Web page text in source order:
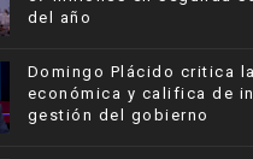
del año
​Domingo Plácido critica
económica y califica de
gestión del gobierno